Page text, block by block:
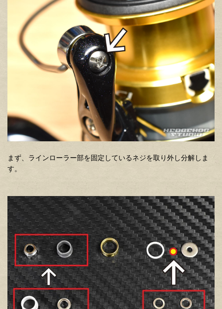
まず、ラインローラー部を固定しているネジを取り外し分解しま
す。